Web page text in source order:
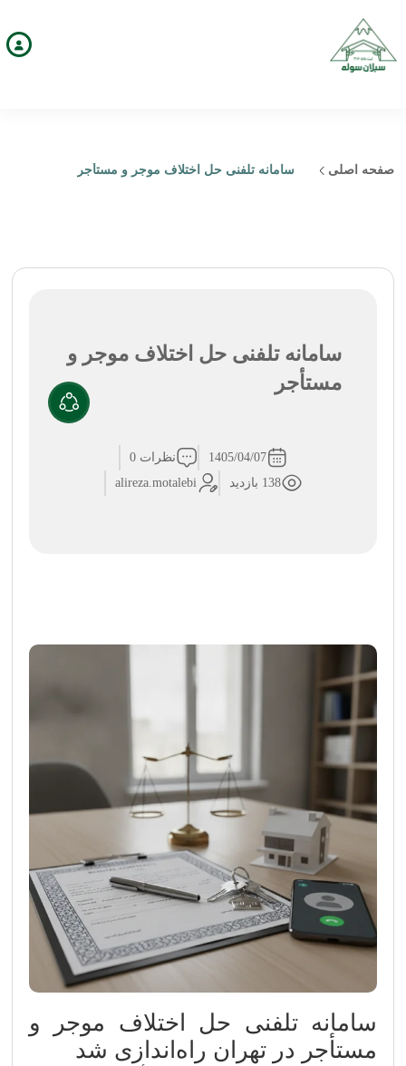
صفحه اصلی سامانه تلفنی حل اختلاف موجر و مستأجر
سامانه تلفنی حل اختلاف موجر و
مستأجر
1405/04/07
نظرات 0
138 بازدید
alireza.motalebi
سامانه تلفنی حل اختلاف موجر و
مستأجر در تهران راه‌اندازی شد